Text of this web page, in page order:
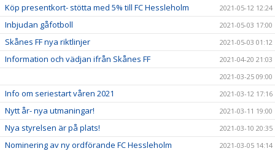
Köp presentkort- stötta med 5% till FC Hessleholm 2021-05-12 12:24
Inbjudan gåfotboll 2021-05-03 17:00
Skånes FF nya riktlinjer 2021-05-03 01:12
Information och vädjan ifrån Skånes FF
2021-04-20 21:03
2021-03-25 09:00
Info om seriestart våren 2021 2021-03-12 17:16
Nytt år- nya utmaningar! 2021-03-11 19:00
Nya styrelsen är på plats! 2021-03-10 20:35
Nominering av ny ordförande FC Hessleholm 2021-03-05 14:14